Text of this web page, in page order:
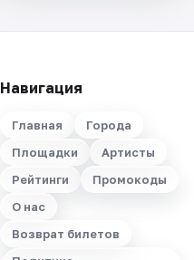
Навигация
Главная
Города
Площадки
Артисты
Рейтинги
Промокоды
О нас
Возврат билетов